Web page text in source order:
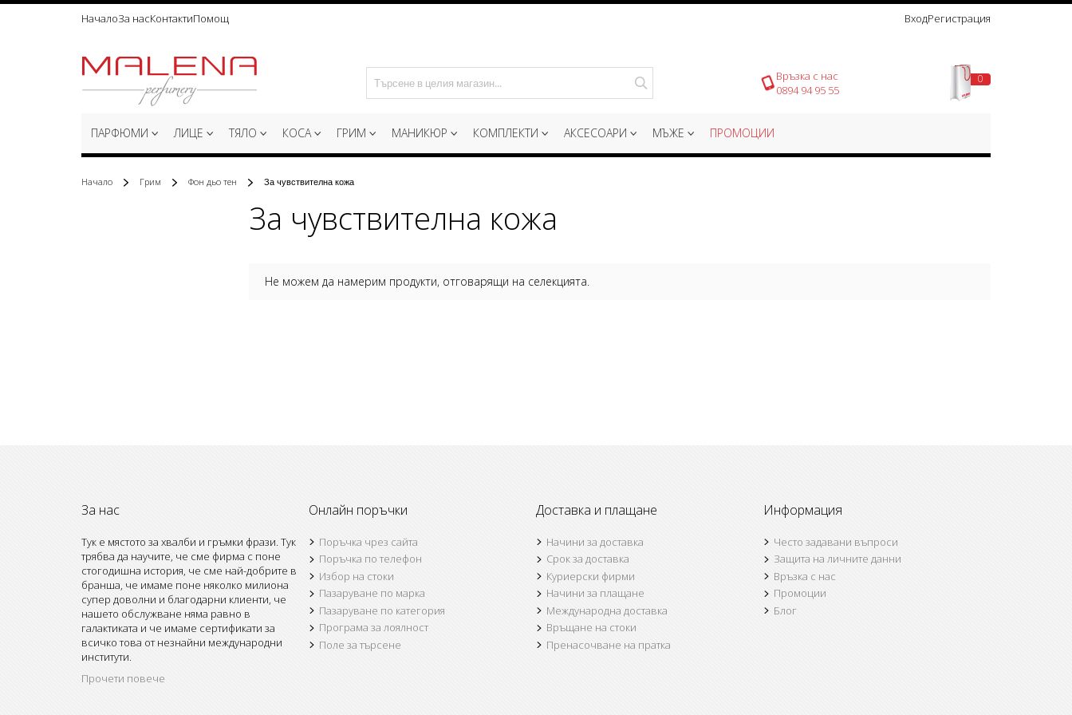
Прескачане
НачалоЗа насКонтактиПомощ ВходРегистрация
Търсене
Връзка с нас
0894 94 95 55
Моята количка
0
ПАРФЮМИ ЛИЦЕ ТЯЛО КОСА ГРИМ МАНИКЮР КОМПЛЕКТИ АКСЕСОАРИ МЪЖЕ ПРОМОЦИИ
Начало Грим Фон дьо тен За чувствителна кожа
За чувствителна кожа
Не можем да намерим продукти, отговарящи на селекцията.
За нас
Тук е мястото за хвалби и гръмки фрази. Тук
трябва да научите, че сме фирма с поне
стогодишна история, че сме най-добрите в
бранша, че имаме поне няколко милиона
супер доволни и благодарни клиенти, че
нашето обслужване няма равно в
галактиката и че имаме сертификати за
всичко това от незнайни международни
институти.
Прочети повече
Онлайн поръчки
Поръчка чрез сайта
Поръчка по телефон
Избор на стоки
Пазаруване по марка
Пазаруване по категория
Програма за лоялност
Поле за търсене
Доставка и плащане
Начини за доставка
Срок за доставка
Куриерски фирми
Начини за плащане
Международна доставка
Връщане на стоки
Пренасочване на пратка
Информация
Често задавани въпроси
Защита на личните данни
Връзка с нас
Промоции
Блог